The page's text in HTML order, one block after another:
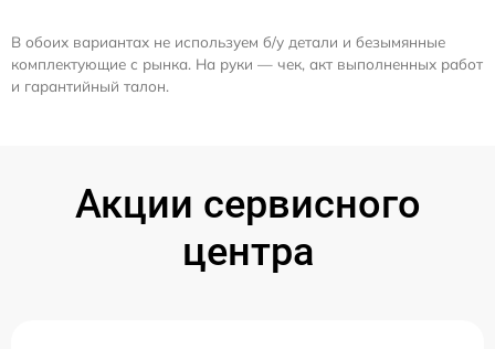
В обоих вариантах не используем б/у детали и безымянные
комплектующие с рынка. На руки — чек, акт выполненных работ
и гарантийный талон.
Акции сервисного
центра